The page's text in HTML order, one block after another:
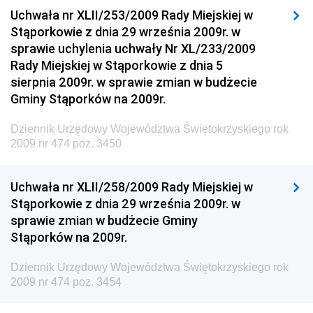
Dziennik Urzędowy Ministra Budownictwa i Przemysłu
Materiałów Budowlanych
Dziennik Urzędowy Ministra Infrastruktury i Rozwoju
Dziennik Urzędowy Głównego Inspektoratu Ochrony
Środowiska
Środowiska
Dziennik Urzędowy Ministerstwa Administracji i
Gospodarki Przestrzennej
Dziennik Urzędowy Unii Europejskiej, L
Dziennik Urzędowy Ministerstwa Komunikacji
Dziennik Urzędowy Ministerstwa Przemysłu
Uchwała nr XLII/253/2009 Rady Miejskiej w
Stąporkowie z dnia 29 września 2009r. w
sprawie uchylenia uchwały Nr XL/233/2009
Rady Miejskiej w Stąporkowie z dnia 5
sierpnia 2009r. w sprawie zmian w budżecie
Gminy Stąporków na 2009r.
Dziennik Urzędowy Województwa Świętokrzyskiego rok
2009 nr 474 poz. 3450
Uchwała nr XLII/258/2009 Rady Miejskiej w
Stąporkowie z dnia 29 września 2009r. w
sprawie zmian w budżecie Gminy
Stąporków na 2009r.
Dziennik Urzędowy Województwa Świętokrzyskiego rok
2009 nr 474 poz. 3454